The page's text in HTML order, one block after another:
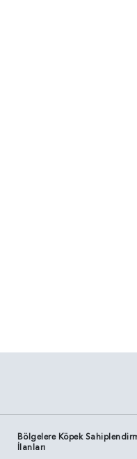
Bölgelere Köpek
İlanları